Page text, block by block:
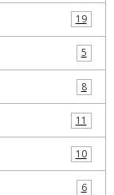
19
5
8
11
10
6